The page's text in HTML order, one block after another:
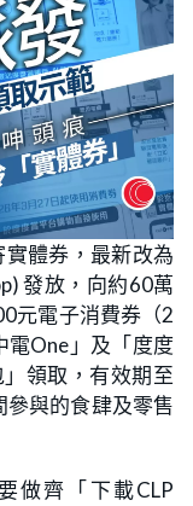
實體券，最新改為
發放，向約60萬
元電子消費券（2
電One」及「度度
領取，有效期至
與的食肆及零售
做齊「下載CLP